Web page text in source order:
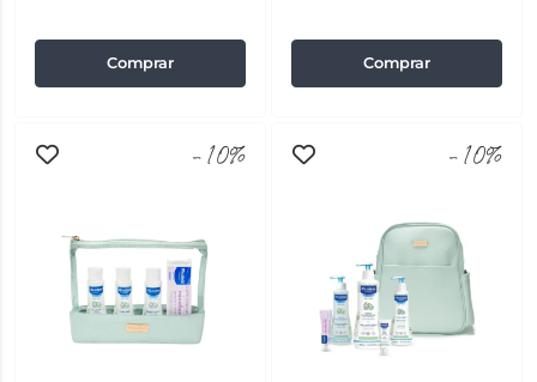
Comprar Comprar
-10% -10%